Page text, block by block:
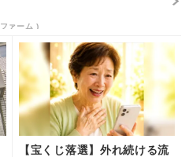
ァーム )
【宝くじ落選】外れ続ける流